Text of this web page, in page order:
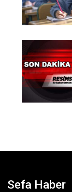
Sefa Haber